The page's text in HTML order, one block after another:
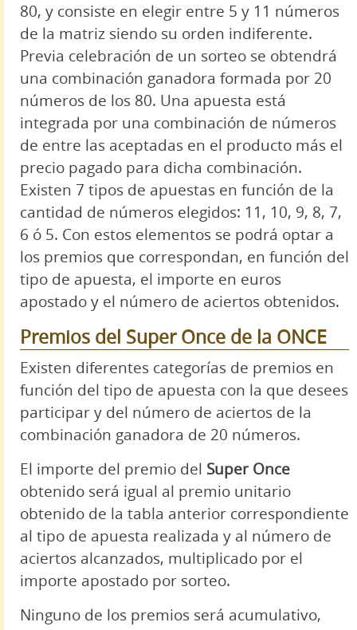
80, y consiste en elegir entre 5 y 11 números
de la matriz siendo su orden indiferente.
Previa celebración de un sorteo se obtendrá
una combinación ganadora formada por 20
números de los 80. Una apuesta está
integrada por una combinación de números
de entre las aceptadas en el producto más el
precio pagado para dicha combinación.
Existen 7 tipos de apuestas en función de la
cantidad de números elegidos: 11, 10, 9, 8, 7,
6 ó 5. Con estos elementos se podrá optar a
los premios que correspondan, en función del
tipo de apuesta, el importe en euros
apostado y el número de aciertos obtenidos.
Premios del Super Once de la ONCE
Existen diferentes categorías de premios en
función del tipo de apuesta con la que desees
participar y del número de aciertos de la
combinación ganadora de 20 números.
El importe del premio del Super Once
obtenido será igual al premio unitario
obtenido de la tabla anterior correspondiente
al tipo de apuesta realizada y al número de
aciertos alcanzados, multiplicado por el
importe apostado por sorteo.
Ninguno de los premios será acumulativo,